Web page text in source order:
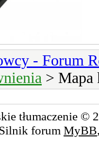
- Forum
> Mapa
tłumaczenie ©
forum MyBB